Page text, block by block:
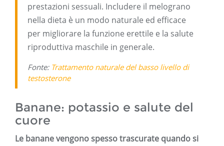
prestazioni sessuali. Includere il melograno
nella dieta è un modo naturale ed efficace
per migliorare la funzione erettile e la salute
riproduttiva maschile in generale.
Fonte: Trattamento naturale del basso livello di
testosterone
Banane: potassio e salute del
cuore
Le banane vengono spesso trascurate quando si